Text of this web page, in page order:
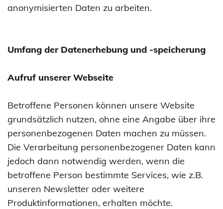
anonymisierten Daten zu arbeiten.
Umfang der Datenerhebung und -speicherung
Aufruf unserer Webseite
Betroffene Personen können unsere Website
grundsätzlich nutzen, ohne eine Angabe über ihre
personenbezogenen Daten machen zu müssen.
Die Verarbeitung personenbezogener Daten kann
jedoch dann notwendig werden, wenn die
betroffene Person bestimmte Services, wie z.B.
unseren Newsletter oder weitere
Produktinformationen, erhalten möchte.